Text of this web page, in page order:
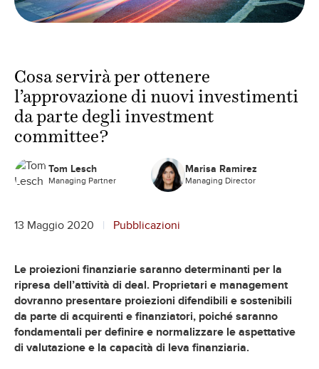
Cosa servirà per ottenere
l’approvazione di nuovi investimenti
da parte degli investment
committee?
Tom Lesch
Managing Partner
Marisa Ramirez
Managing Director
13 Maggio 2020 Pubblicazioni
Le proiezioni finanziarie saranno determinanti per la
ripresa dell’attività di deal. Proprietari e management
dovranno presentare proiezioni difendibili e sostenibili
da parte di acquirenti e finanziatori, poiché saranno
fondamentali per definire e normalizzare le aspettative
di valutazione e la capacità di leva finanziaria.